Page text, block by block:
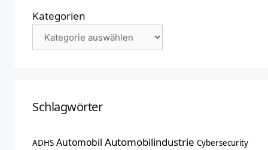
Kategorien
Schlagwörter
ADHS Automobil Automobilindustrie Cybersecurity